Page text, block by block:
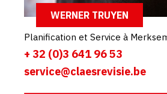
WERNER TRUYEN
Planification et Service à
+ 32 (0)3 641 96 53
service@claesrevisie.be